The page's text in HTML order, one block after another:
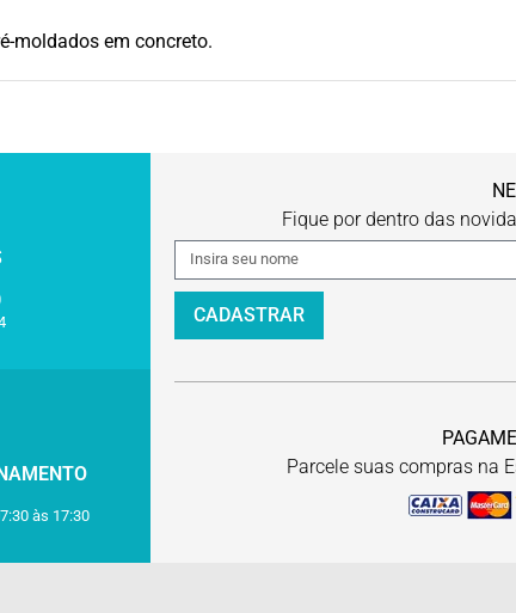
moldados em concreto.
às 17:30
Fique por dentro das
CADASTRAR
Parcele suas compras na